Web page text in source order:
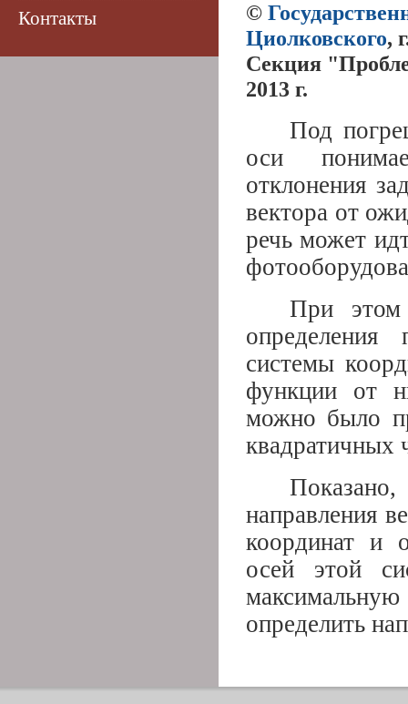
Контакты
©
Циолковского,
Секция
2013 г.
Под
оси
отклонения
вектора от
речь может
При этом
определения
системы
функции от
можно было
квадратичных
направления
координат и
осей этой
определить